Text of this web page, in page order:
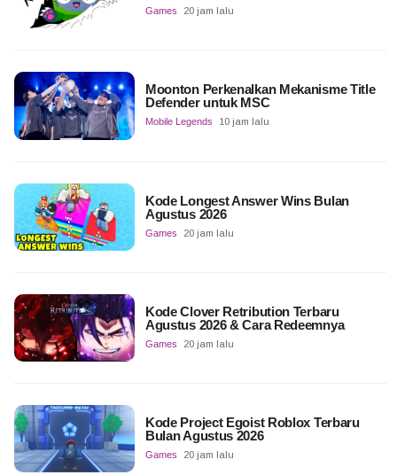
Games 20 jam lalu
Moonton Perkenalkan Mekanisme Title
Defender untuk MSC
Mobile Legends 10 jam lalu
Kode Longest Answer Wins Bulan
Agustus 2026
Games 20 jam lalu
Kode Clover Retribution Terbaru
Agustus 2026 & Cara Redeemnya
Games 20 jam lalu
Kode Project Egoist Roblox Terbaru
Bulan Agustus 2026
Games 20 jam lalu